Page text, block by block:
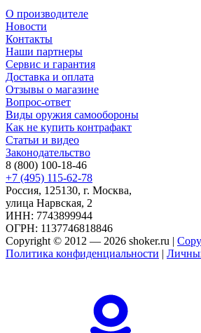
О производителе
Новости
Контакты
Наши партнеры
Сервис и гарантия
Доставка и оплата
Отзывы о магазине
Вопрос-ответ
Виды оружия самообороны
Как не купить контрафакт
Статьи и видео
Законодательство
8 (800) 100-18-46
+7 (495) 115-62-78
Россия, 125130, г. Москва,
улица Нарвская, 2
ИНН: 7743899944
ОГРН: 1137746818846
Copyright © 2012 — 2026 shoker.ru |
Политика конфиденциальности |